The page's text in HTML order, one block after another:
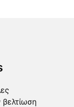
βελτίωση